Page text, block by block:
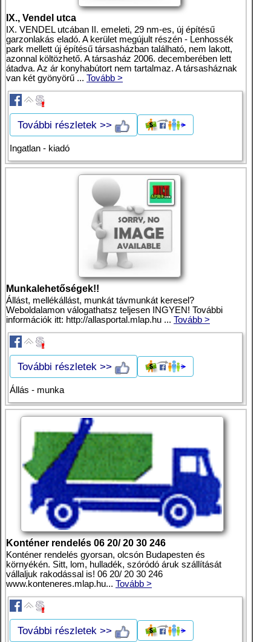
IX., Vendel utca
IX. VENDEL utcában II. emeleti, 29 nm-es, új építésű
garzonlakás eladó. A kerület megújult részén - Lenhossék
park mellett új építésű társasházban található, nem lakott,
azonnal költözhető. A társasház 2006. decemberében lett
átadva. Az ár konyhabútort nem tartalmaz. A társasháznak
van két gyönyörű ... Tovább >
További részletek >>
Ingatlan - kiadó
Munkalehetőségek!!
Állást, mellékállást, munkát távmunkát keresel?
Weboldalamon válogathatsz teljesen INGYEN! További
információk itt: http://allasportal.mlap.hu ... Tovább >
További részletek >>
Állás - munka
Konténer rendelés 06 20/ 20 30 246
Konténer rendelés gyorsan, olcsón Budapesten és
környékén. Sitt, lom, hulladék, szóródó áruk szállítását
vállaljuk rakodással is! 06 20/ 20 30 246
www.konteneres.mlap.hu... Tovább >
További részletek >>